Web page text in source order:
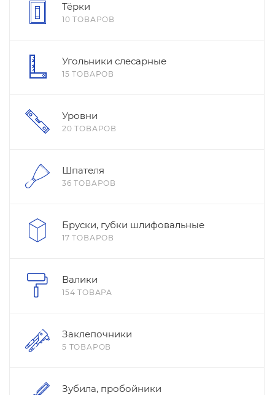
Тёрки
10 ТОВАРОВ
Угольники слесарные
15 ТОВАРОВ
Уровни
20 ТОВАРОВ
Шпателя
36 ТОВАРОВ
Бруски, губки шлифовальные
17 ТОВАРОВ
Валики
154 ТОВАРА
Заклепочники
5 ТОВАРОВ
Зубила, пробойники